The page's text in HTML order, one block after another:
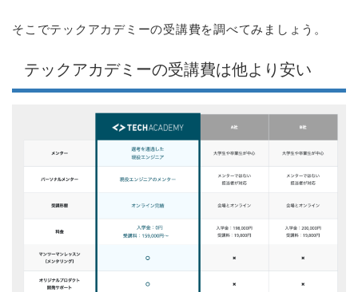
そこでテックアカデミーの受講費を調べてみましょう。
テックアカデミーの受講費は他より安い